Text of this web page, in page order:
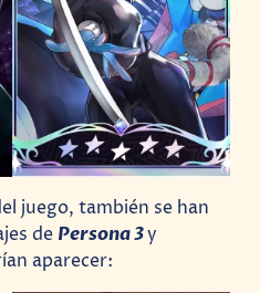
juego, también se han
de Persona 3y
aparecer: